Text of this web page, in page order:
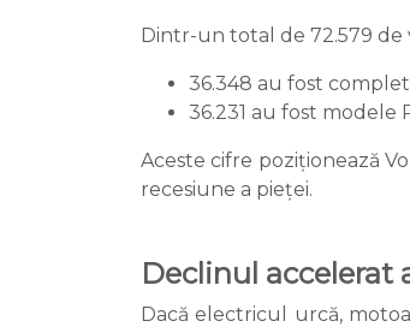
Dintr-un total de 72.579
36.348 au fost
36.231 au fost modele
Aceste cifre poziționează
recesiune a pieței.
Declinul accelerat
Dacă electricul urcă,